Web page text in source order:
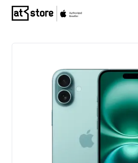
Posjetite početnu stranicu AT Store